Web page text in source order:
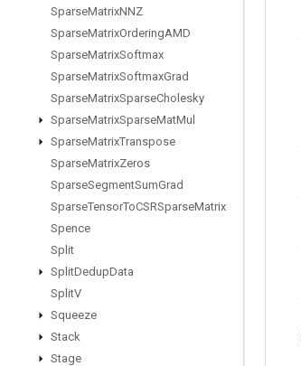
SparseMatrixNNZ
SparseMatrixOrderingAMD
SparseMatrixSoftmax
SparseMatrixSoftmaxGrad
SparseMatrixSparseCholesky
SparseMatrixSparseMatMul
SparseMatrixTranspose
SparseMatrixZeros
SparseSegmentSumGrad
SparseTensorToCSRSparseMatrix
Spence
Split
SplitDedupData
SplitV
Squeeze
Stack
Stage